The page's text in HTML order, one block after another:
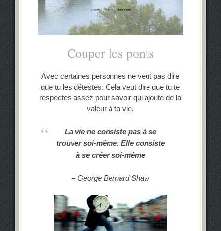
Couper les ponts
Avec certaines personnes ne veut pas dire
que tu les détestes. Cela veut dire que tu te
respectes assez pour savoir qui ajoute de la
valeur à ta vie.
La vie ne consiste pas à se
trouver soi-même. Elle consiste
à se créer soi-même
– George Bernard Shaw